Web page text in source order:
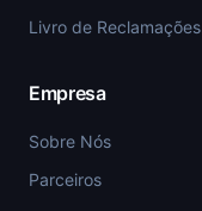
Livro de Reclamações
Empresa
Sobre Nós
Parceiros